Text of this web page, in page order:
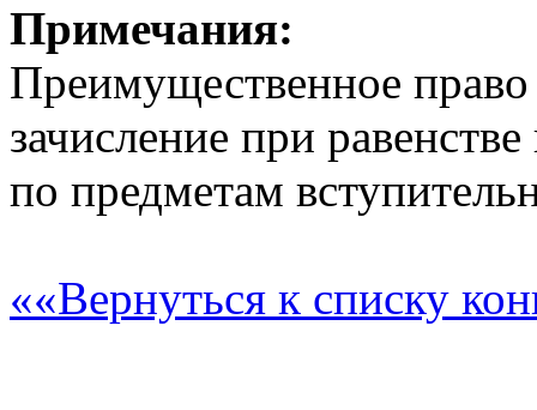
Примечания:
Преимущественное
зачисление при
по предметам
««Вернуться к списку